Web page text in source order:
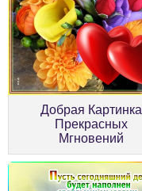
Добрая Картинка
Прекрасных
Мгновений